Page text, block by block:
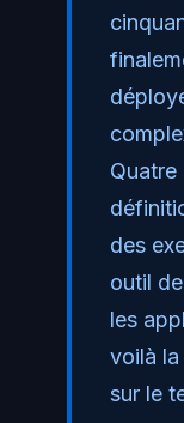
Quatre
des
outil
les
voilà
sur le